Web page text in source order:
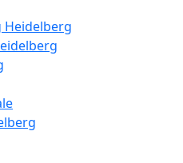
Heidelberg